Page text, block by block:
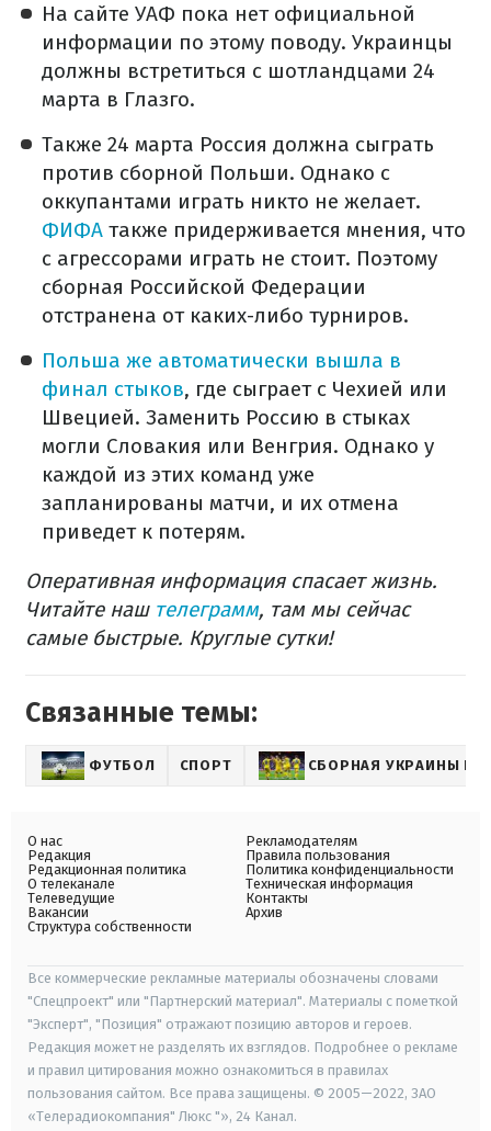
На сайте УАФ пока нет официальной
информации по этому поводу. Украинцы
должны встретиться с шотландцами 24
марта в Глазго.
Также 24 марта Россия должна сыграть
против сборной Польши. Однако с
оккупантами играть никто не желает.
ФИФА также придерживается мнения, что
с агрессорами играть не стоит. Поэтому
сборная Российской Федерации
отстранена от каких-либо турниров.
Польша же автоматически вышла в
финал стыков, где сыграет с Чехией или
Швецией. Заменить Россию в стыках
могли Словакия или Венгрия. Однако у
каждой из этих команд уже
запланированы матчи, и их отмена
приведет к потерям.
Оперативная информация спасает жизнь.
Читайте наш телеграмм, там мы сейчас
самые быстрые. Круглые сутки!
Связанные темы:
ФУТБОЛ СПОРТ СБОРНАЯ УКРАИНЫ
О нас
Редакция
Редакционная политика
О телеканале
Телеведущие
Вакансии
Структура собственности
Рекламодателям
Правила пользования
Политика конфиденциальности
Техническая информация
Контакты
Архив
Все коммерческие рекламные материалы обозначены словами
"Спецпроект" или "Партнерский материал". Материалы с пометкой
"Эксперт", "Позиция" отражают позицию авторов и героев.
Редакция может не разделять их взглядов. Подробнее о рекламе
и правил цитирования можно ознакомиться в правилах
пользования сайтом. Все права защищены. © 2005—2022, ЗАО
«Телерадиокомпания" Люкс "», 24 Канал.